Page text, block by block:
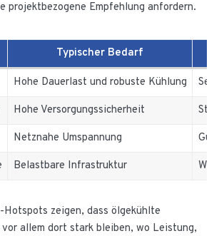
projektbezogene Empfehlung anfordern.
Typischer Bedarf
Hohe Dauerlast und robuste Kühlung Sehr
Hohe Versorgungssicherheit
Netznahe Umspannung Gute
Belastbare Infrastruktur
Hotspots zeigen, dass ölgekühlte
allem dort stark bleiben, wo Leistung,